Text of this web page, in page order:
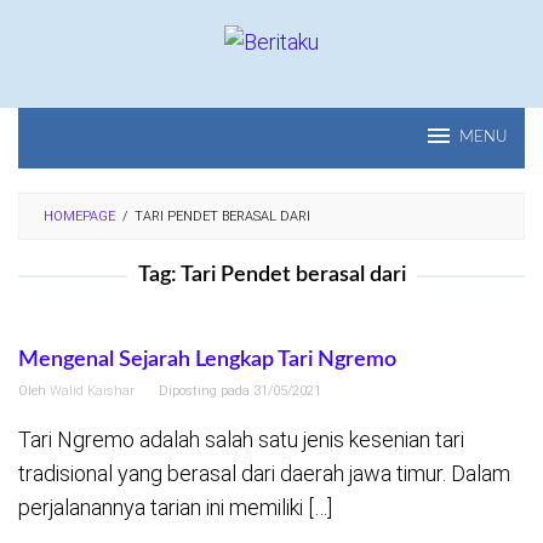
MENU
HOMEPAGE / TARI PENDET BERASAL DARI
Tag: Tari Pendet berasal dari
Mengenal Sejarah Lengkap Tari Ngremo
Oleh Walid Kaishar Diposting pada 31/05/2021
Tari Ngremo adalah salah satu jenis kesenian tari
tradisional yang berasal dari daerah jawa timur. Dalam
perjalanannya tarian ini memiliki […]